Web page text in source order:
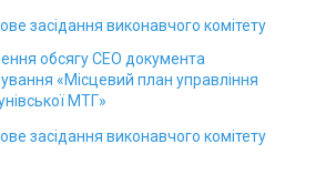
засідання виконавчого комітету
обсягу СЕО документа
«Місцевий план управління
МТГ»
засідання виконавчого комітету